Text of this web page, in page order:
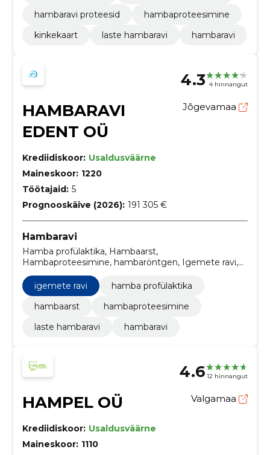
hambaravi proteesid
hambaproteesimine
kinkekaart
laste hambaravi hambaravi
4.3 4 hinnangut
HAMBARAVI
EDENT OÜ
Jõgevamaa
Krediidiskoor: Usaldusväärne
Maineskoor: 1220
Töötajaid: 5
Prognooskäive (2026): 191 305 €
Hambaravi
Hamba profülaktika, Hambaarst,
Hambaproteesimine, hambaröntgen, Igemete ravi,
laste hambaravi
igemete ravi
hamba profülaktika
hambaarst
hambaproteesimine
laste hambaravi
hambaravi
4.6 12 hinnangut
HAMPEL OÜ Valgamaa
Krediidiskoor: Usaldusväärne
Maineskoor: 1110